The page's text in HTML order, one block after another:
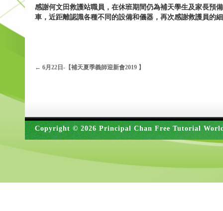
感謝何文田救護站職員，在休班期間仍為補天學生及家長預
車，近距離認識各種不同的設備和儀器，再次感謝救護員的
← 6月22日-【補天夏季義師迎新會2019 】
Copyright © 2026 Principal Chan Free Tutorial